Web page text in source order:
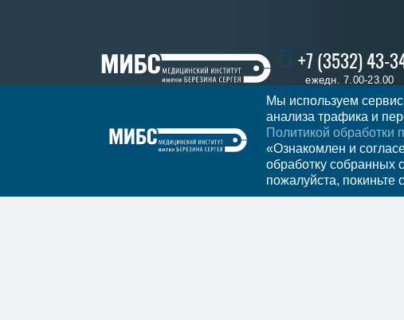
+7 (3532) 43-
ежедн. 7.00-23.00
РегионОренбург Записаться на
Мы в социальных сетях
Мы используем
анализа трафика и
Политикой обработки
«Ознакомлен и
обработку
пожалуйста, покиньте